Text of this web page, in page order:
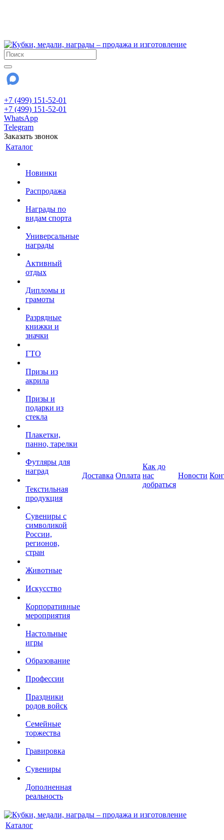
+7 (499) 151-52-01
+7 (499) 151-52-01
WhatsApp
Telegram
Заказать звонок
Каталог
Новинки
Распродажа
Награды по
видам спорта
Универсальные
награды
Активный
отдых
Дипломы и
грамоты
Разрядные
книжки и
значки
ГТО
Призы из
акрила
Призы и
подарки из
стекла
Плакетки,
панно, тарелки
Футляры для
наград
Текстильная
продукция
Сувениры с
символикой
России,
регионов,
стран
Животные
Искусство
Корпоративные
мероприятия
Настольные
игры
Образование
Профессии
Праздники
родов войск
Семейные
торжества
Гравировка
Сувениры
Дополненная
реальность
Доставка Оплата
Как до
нас
добраться
Новости
Каталог